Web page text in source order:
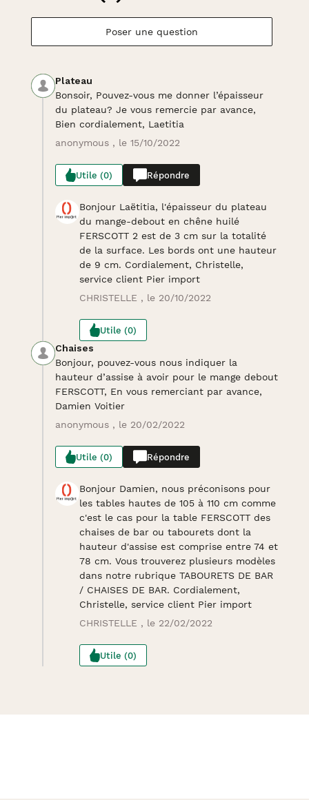
Poser une question
Plateau
Bonsoir, Pouvez-vous me donner l’épaisseur
du plateau? Je vous remercie par avance,
Bien cordialement, Laetitia
anonymous , le 15/10/2022
Utile (0) Répondre
Bonjour Laëtitia, l'épaisseur du plateau
du mange-debout en chêne huilé
FERSCOTT 2 est de 3 cm sur la totalité
de la surface. Les bords ont une hauteur
de 9 cm. Cordialement, Christelle,
service client Pier import
CHRISTELLE , le 20/10/2022
Utile (0)
Chaises
Bonjour, pouvez-vous nous indiquer la
hauteur d’assise à avoir pour le mange debout
FERSCOTT, En vous remerciant par avance,
Damien Voitier
anonymous , le 20/02/2022
Utile (0) Répondre
Bonjour Damien, nous préconisons pour
les tables hautes de 105 à 110 cm comme
c'est le cas pour la table FERSCOTT des
chaises de bar ou tabourets dont la
hauteur d'assise est comprise entre 74 et
78 cm. Vous trouverez plusieurs modèles
dans notre rubrique TABOURETS DE BAR
/ CHAISES DE BAR. Cordialement,
Christelle, service client Pier import
CHRISTELLE , le 22/02/2022
Utile (0)